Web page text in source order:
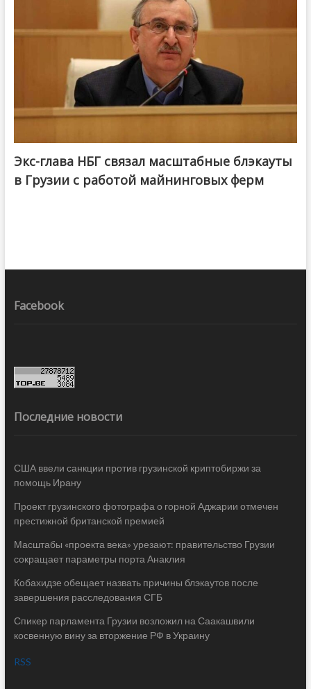
Экс-глава НБГ связал масштабные блэкауты
в Грузии с работой майнинговых ферм
Facebook
Последние новости
США ввели санкции против грузинской криптобиржи за
помощь Ирану
Проект грузинского фотографа о горной Аджарии отмечен
престижной британской премией
Масштабы «проекта века» урезают: правительство Грузии
сокращает параметры порта Анаклия
Кобахидзе обещает назвать причины блэкаутов после
завершения расследования СГБ
Спикер парламента Грузии возложил на Саакашвили
косвенную вину за вторжение РФ в Украину
RSS